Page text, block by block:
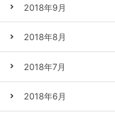
2018年9月
2018年8月
2018年7月
2018年6月